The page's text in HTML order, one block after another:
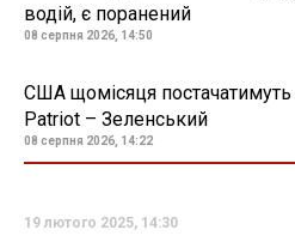
водій, є поранений
08 серпня 2026, 14:50
США щомісяця постачатимуть
Patriot – Зеленський
08 серпня 2026, 14:22
19 лютого 2025, 14:30